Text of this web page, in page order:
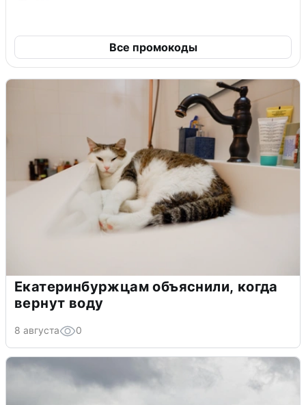
Все промокоды
Екатеринбуржцам объяснили, когда
вернут воду
8 августа 0